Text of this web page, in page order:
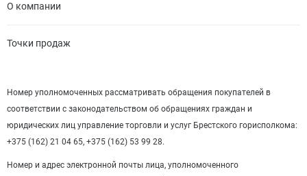
О компании
Точки продаж
Номер уполномоченных рассматривать обращения покупателей в
соответствии с законодательством об обращениях граждан и
юридических лиц управление торговли и услуг Брестского горисполкома:
+375 (162) 21 04 65, +375 (162) 53 99 28.
Номер и адрес электронной почты лица, уполномоченного